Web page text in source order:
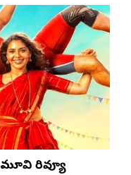
మూవి రివ్యూ